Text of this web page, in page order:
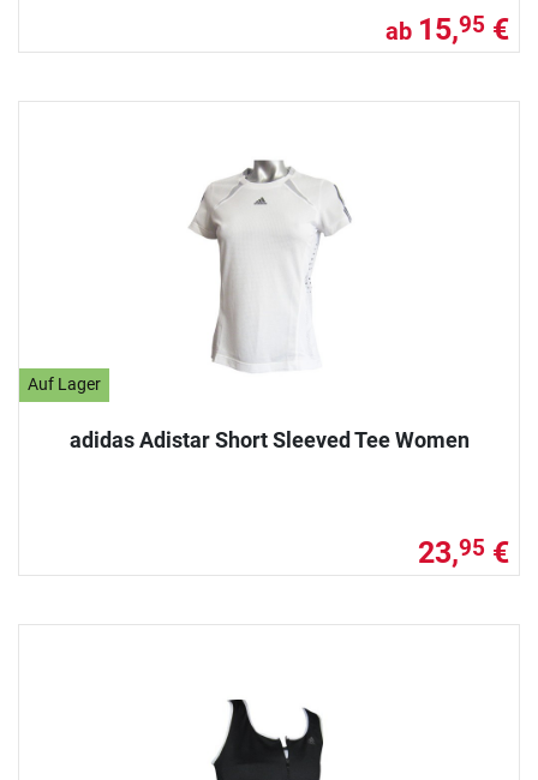
ab 15,95 €
Auf Lager
adidas Adistar Short Sleeved Tee Women
23,95 €